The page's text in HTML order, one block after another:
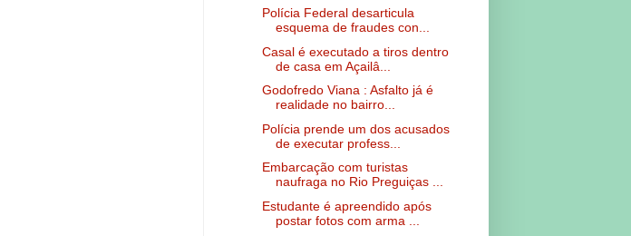
Polícia Federal desarticula
esquema de fraudes con...
Casal é executado a tiros dentro
de casa em Açailâ...
Godofredo Viana : Asfalto já é
realidade no bairro...
Polícia prende um dos acusados
de executar profess...
Embarcação com turistas
naufraga no Rio Preguiças ...
Estudante é apreendido após
postar fotos com arma ...